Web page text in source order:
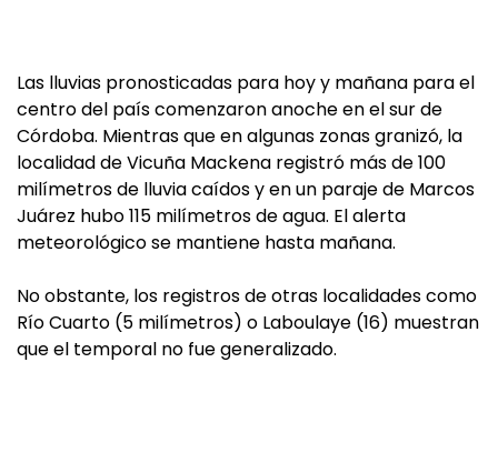
Las lluvias pronosticadas para hoy y mañana para el
centro del país comenzaron anoche en el sur de
Córdoba. Mientras que en algunas zonas granizó, la
localidad de Vicuña Mackena registró más de 100
milímetros de lluvia caídos y en un paraje de Marcos
Juárez hubo 115 milímetros de agua. El alerta
meteorológico se mantiene hasta mañana.
No obstante, los registros de otras localidades como
Río Cuarto (5 milímetros) o Laboulaye (16) muestran
que el temporal no fue generalizado.